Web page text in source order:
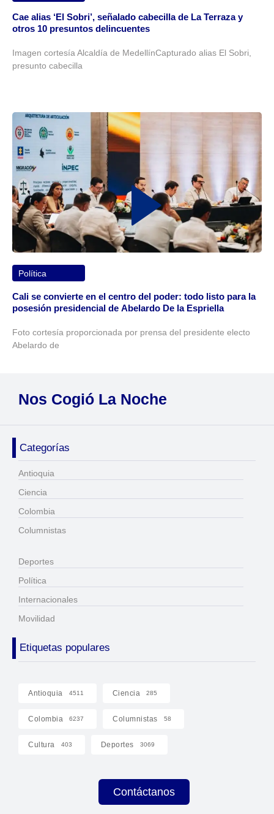
Cae alias ‘El Sobri’, señalado cabecilla de La Terraza y
otros 10 presuntos delincuentes
Imagen cortesía Alcaldía de MedellínCapturado alias El Sobri,
presunto cabecilla
Política
Cali se convierte en el centro del poder: todo listo para la
posesión presidencial de Abelardo De la Espriella
Foto cortesía proporcionada por prensa del presidente electo
Abelardo de
Nos Cogió La Noche
Categorías
Antioquia
Ciencia
Colombia
Columnistas
Deportes
Política
Internacionales
Movilidad
Etiquetas populares
Antioquia 4511 Ciencia 285
Colombia 6237 Columnistas 58
Cultura 403 Deportes 3069
Contáctanos